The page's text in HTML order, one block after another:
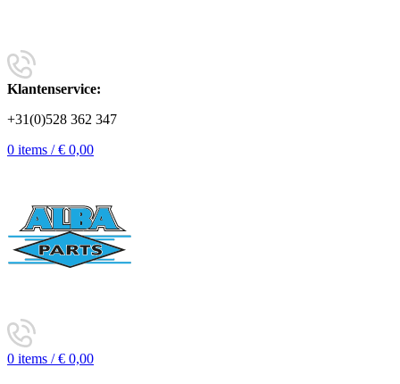
Klantenservice:
+31(0)528 362 347
0 items / € 0,00
0 items / € 0,00